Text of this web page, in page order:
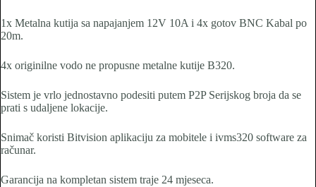
1x Metalna kutija sa napajanjem 12V 10A i 4x gotov BNC Kabal po
20m.
4x originilne vodo ne propusne metalne kutije B320.
Sistem je vrlo jednostavno podesiti putem P2P Serijskog broja da se
prati s udaljene lokacije.
Snimač koristi Bitvision aplikaciju za mobitele i ivms320 software za
računar.
Garancija na kompletan sistem traje 24 mjeseca.